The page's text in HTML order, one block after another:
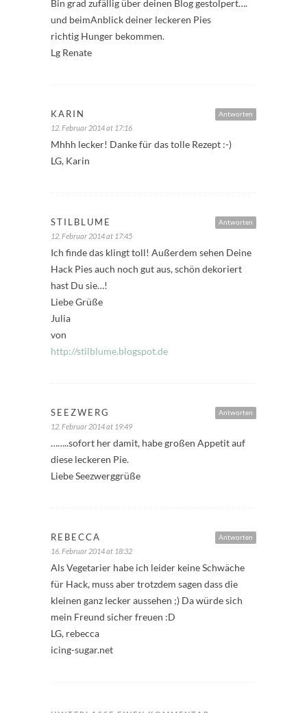
Bin grad zufällig über deinen Blog gestolpert….
und beimAnblick deiner leckeren Pies
richtig Hunger bekommen.
Lg Renate
Antworten
KARIN
12. Februar 2014 at 17:16
Mhhh lecker! Danke für das tolle Rezept :-)
LG, Karin
Antworten
STILBLUME
12. Februar 2014 at 17:45
Ich finde das klingt toll! Außerdem sehen Deine
Hack Pies auch noch gut aus, schön dekoriert
hast Du sie…!
Liebe Grüße
Julia
von
http://stilblume.blogspot.de
Antworten
SEEZWERG
12. Februar 2014 at 19:49
……..sofort her damit, habe großen Appetit auf
diese leckeren Pie.
Liebe Seezwerggrüße
Antworten
REBECCA
16. Februar 2014 at 18:32
Als Vegetarier habe ich leider keine Schwäche
für Hack, muss aber trotzdem sagen dass die
kleinen ganz lecker aussehen ;) Da würde sich
mein Freund sicher freuen :D
LG, rebecca
icing-sugar.net